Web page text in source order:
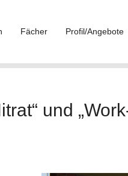
Fächer Profil/Angebote
und